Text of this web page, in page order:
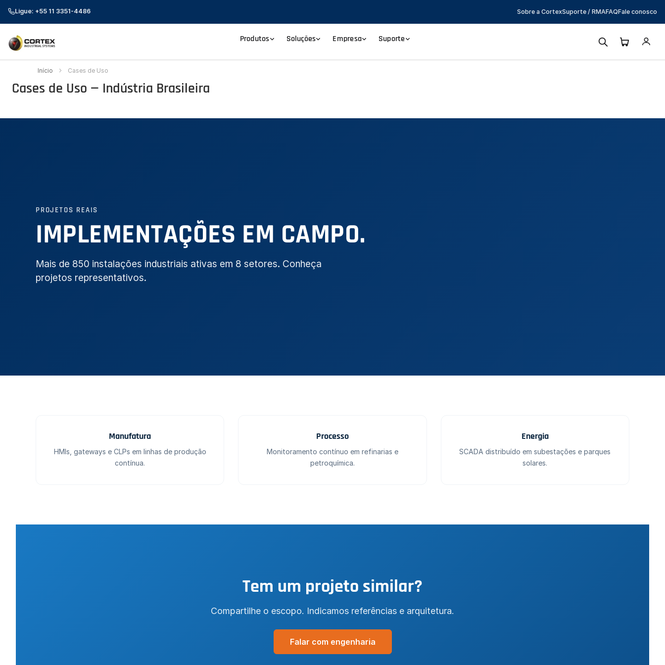
Ligue: +55 11 3351-4486 Sobre a CortexSuporte / RMAFAQFale conosco
Produtos Soluções Empresa Suporte
Início Cases de Uso
Cases de Uso — Indústria Brasileira
PROJETOS REAIS
IMPLEMENTAÇÕES EM CAMPO.
Mais de 850 instalações industriais ativas em 8 setores. Conheça
projetos representativos.
Manufatura
HMIs, gateways e CLPs em linhas de produção
contínua.
Processo
Monitoramento contínuo em refinarias e
petroquímica.
Energia
SCADA distribuído em subestações e parques
solares.
Tem um projeto similar?
Compartilhe o escopo. Indicamos referências e arquitetura.
Falar com engenharia